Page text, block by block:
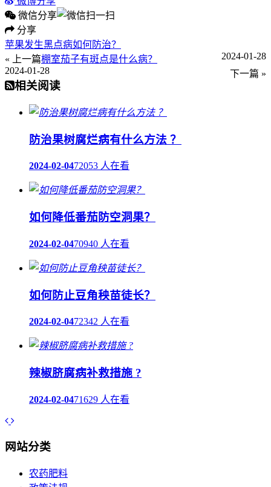
微信分享
分享
苹果发生黑点病如何防治？
« 上一篇
2024-01-28
棚室茄子有斑点是什么病？
下一篇 »
2024-01-28
相关阅读
防治果树腐烂病有什么方法 ？
2024-02-0472053 人在看
如何降低番茄防空洞果？
2024-02-0470940 人在看
如何防止豆角秧苗徒长？
2024-02-0472342 人在看
辣椒脐腐病补救措施 ?
2024-02-0471629 人在看
网站分类
农药肥料